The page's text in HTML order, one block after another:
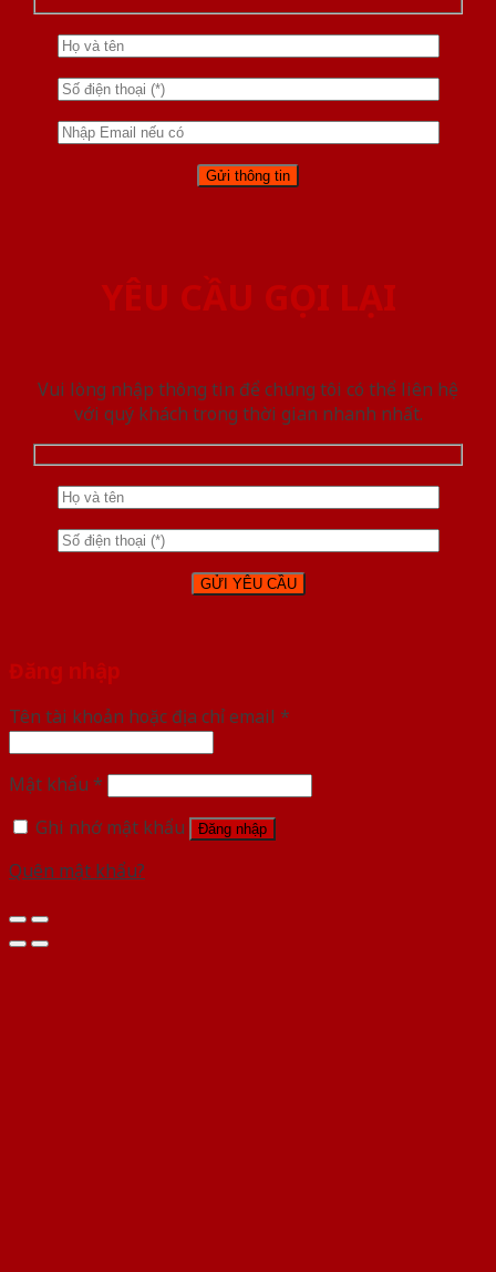
YÊU CẦU GỌI LẠI
Vui lòng nhập thông tin để chúng tôi có thể liên hệ
với quý khách trong thời gian nhanh nhất.
Đăng nhập
Tên tài khoản hoặc địa chỉ email *
Mật khẩu *
Ghi nhớ mật khẩu
Đăng nhập
Quên mật khẩu?